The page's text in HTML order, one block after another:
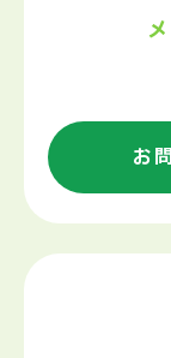
お